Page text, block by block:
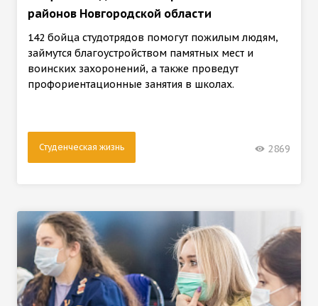
районов Новгородской области
142 бойца студотрядов помогут пожилым людям,
займутся благоустройством памятных мест и
воинских захоронений, а также проведут
профориентационные занятия в школах.
Студенческая жизнь 2869